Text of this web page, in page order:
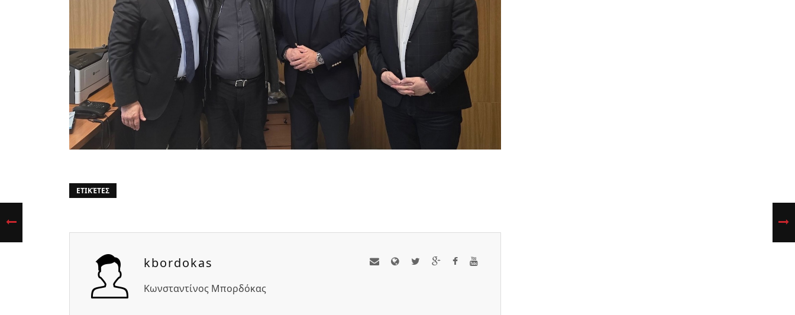
ΕΤΙΚΈΤΕΣ
kbordokas
Κωνσταντίνος Μπορδόκας